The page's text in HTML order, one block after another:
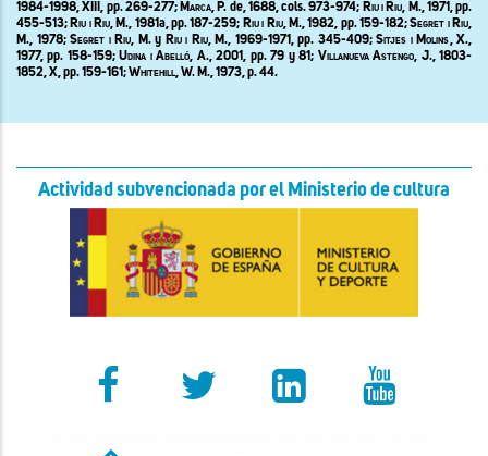
1984-1998, XIII, pp. 269-277; Marca, P. de, 1688, cols. 973-974; Riu i Riu, M., 1971, pp.
455-513; Riu i Riu, M., 1981a, pp. 187-259; Riu i Riu, M., 1982, pp. 159-182;Segret i Riu,
M., 1978;Segret i Riu, M. y Riu i Riu, M., 1969-1971, pp. 345-409;Sitjes i Molins, X.,
1977, pp. 158-159;Udina i Abelló, A., 2001, pp. 79 y 81; Villanueva Astengo, J.,1803-
1852, X, pp. 159-161;Whitehill, W. M., 1973, p. 44.
Actividad subvencionada por el Ministerio de cultura